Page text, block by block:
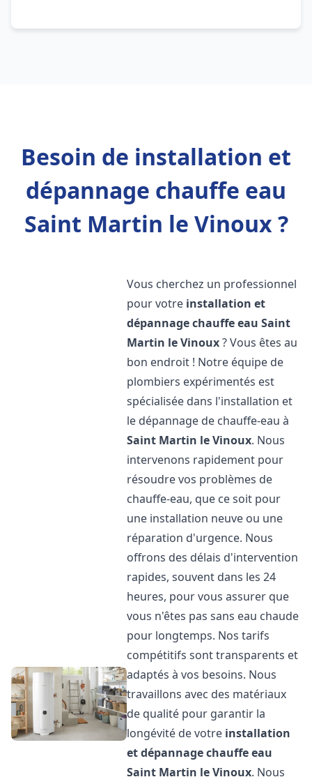
Besoin de installation et
dépannage chauffe eau
Saint Martin le Vinoux ?
Vous cherchez un professionnel
pour votre installation et
dépannage chauffe eau Saint
Martin le Vinoux? Vous êtes au
bon endroit ! Notre équipe de
plombiers expérimentés est
spécialisée dans l'installation et
le dépannage de chauffe-eau à
Saint Martin le Vinoux. Nous
intervenons rapidement pour
résoudre vos problèmes de
chauffe-eau, que ce soit pour
une installation neuve ou une
réparation d'urgence. Nous
offrons des délais d'intervention
rapides, souvent dans les 24
heures, pour vous assurer que
vous n'êtes pas sans eau chaude
pour longtemps. Nos tarifs
compétitifs sont transparents et
adaptés à vos besoins. Nous
travaillons avec des matériaux
de qualité pour garantir la
longévité de votre installation
et dépannage chauffe eau
Saint Martin le Vinoux. Nous